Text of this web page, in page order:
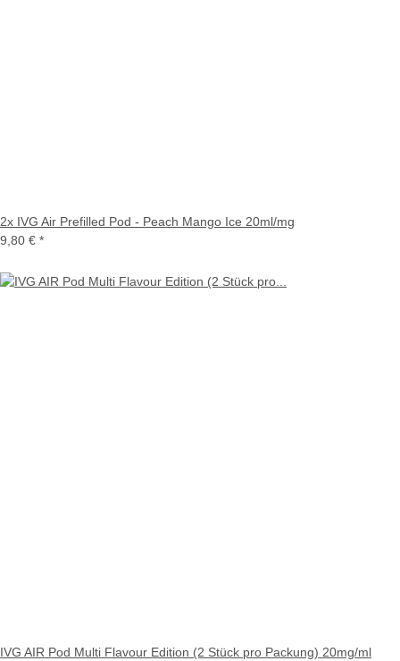
2x IVG Air Prefilled Pod - Peach Mango Ice 20ml/mg
9,80 € *
IVG AIR Pod Multi Flavour Edition (2 Stück pro Packung) 20mg/ml